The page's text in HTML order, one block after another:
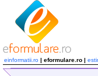
einformatii.ro | eformulare.ro |